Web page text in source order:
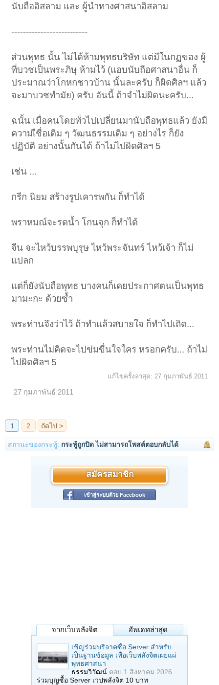
นับถืออิสลาม และ ผู้นำทางศาสนาอิสลาม
--------------------------
ส่วนพุทธ นั้น ไม่ได้ห้ามพุทธบริษัท แต่มีในกฏของ ผู้
ที่บวชเป็นพระภิษุ ห้ามไว้ (แอบนับถือศาสนาอื่น ก็
ประมาณว่าโกหกชาวบ้าน นั้นละครับ ก็ผิดศิลฯ แล้ว
จะมาบวชทำมัย) ครับ อันนี้ ถ้าจำไม่ผิดนะครับ...
ฉนั้น เมื่อคนโดยทั่วไปเปลี่ยนมานับถือพุทธแล้ว ยังมี
ความเืชื่อเดิม ๆ วัฒนธรรมเดิม ๆ อย่างไร ก็ยัง
ปฏิบัติ อย่างนั้นกันได้ ถ้าไม่ไปผิดศิลฯ 5
เช่น ...
กรีก นิยม สร้างรูปเคารพกัน ก็ทำได้
พราหมณ์จะรดน้ำ โกนจุก ก็ทำได้
จีน จะไหว้บรรพบุรุษ ไหว้พระจันทร์ ไหว้เจ้า ก็ไม่
แปลก
แต่ก็ยังนับถือพุทธ บางคนก็เคยประกาศตนเป็นพุทธ
มามะกะ ด้วยซ้ำ
พระท่านจึงว่าไว้ ถ้าทำแล้วสบายใจ ก็ทำไปเถิด...
พระท่านไม่คิดจะไปข่มขื่นใจใคร หรอกครับ... ถ้าไม่
ไปผิดศิลฯ 5
แก้ไขครั้งล่าสุด: 27 กุมภาพันธ์ 2011
27 กุมภาพันธ์ 2011
สถานะของกระทู้: กระทู้ถูกปิด ไม่สามารถโพสต์ตอบกลับได้
สมัครสมาชิก
เข้าสู่ระบบด้วย Facebook
จากเว็บพลังจิต อัพเดทล่าสุด
เชิญร่วมบริจาคซื้อ Server สำหรับ
เป็นฐานข้อมูล เพื่อเว็บพลังจิตเผยแผ่
พุทธศาสนา
ธรรมวิวัฒน์ ตอบ 1 สิงหาคม 2026
ร่วมบุญซื้อ Server เวปพลังจิต 10 บาท